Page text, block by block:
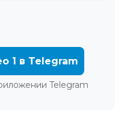
1 в Telegram
Telegram